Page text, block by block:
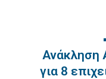
Ανάκληση
για 8